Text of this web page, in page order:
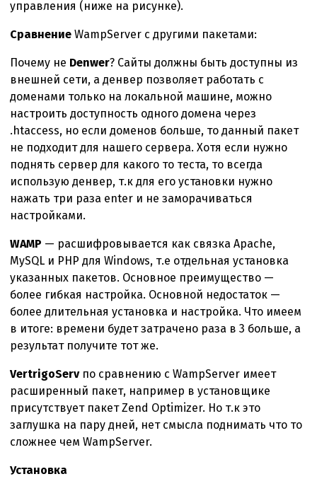
управления (ниже на рисунке).
Сравнение WampServer с другими пакетами:
Почему не Denwer? Сайты должны быть доступны из
внешней сети, а денвер позволяет работать с
доменами только на локальной машине, можно
настроить доступность одного домена через
.htaccess, но если доменов больше, то данный пакет
не подходит для нашего сервера. Хотя если нужно
поднять сервер для какого то теста, то всегда
использую денвер, т.к для его установки нужно
нажать три раза enter и не заморачиваться
настройками.
WAMP — расшифровывается как связка Apache,
MySQL и PHP для Windows, т.е отдельная установка
указанных пакетов. Основное преимущество —
более гибкая настройка. Основной недостаток —
более длительная установка и настройка. Что имеем
в итоге: времени будет затрачено раза в 3 больше, а
результат получите тот же.
VertrigoServпо сравнению с WampServer имеет
расширенный пакет, например в установщике
присутствует пакет Zend Optimizer. Но т.к это
заглушка на пару дней, нет смысла поднимать что то
сложнее чем WampServer.
Установка